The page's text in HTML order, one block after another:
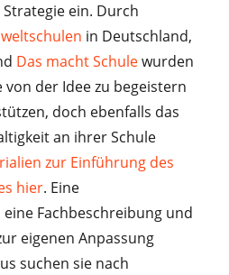
ein. Durch
in Deutschland,
Das macht Schulewurden
der Idee zu begeistern
doch ebenfalls das
an ihrer Schule
zur Einführung des
hier. Eine
Fachbeschreibung und
eigenen Anpassung
suchen sie nach